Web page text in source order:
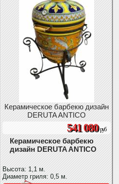
Керамическое барбекю дизайн
DERUTA ANTICO
541 080руб
Керамическое барбекю
дизайн DERUTA ANTICO
Высота: 1,1 м.
Диаметр гриля: 0,5 м.